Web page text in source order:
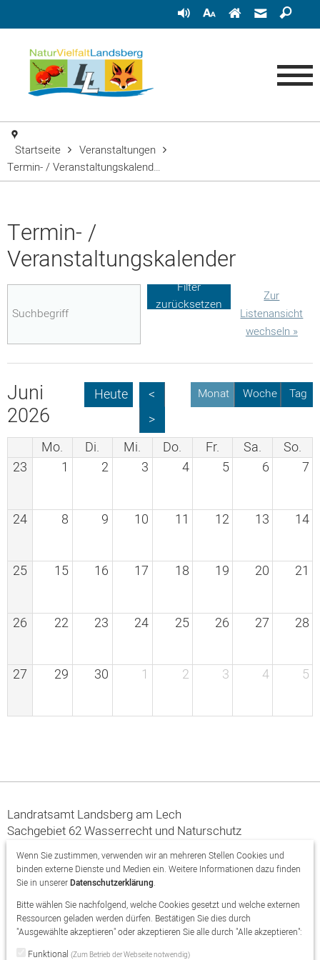
Startseite
Veranstaltungen
Termin- / Veranstaltungskalend…
Termin- /
Veranstaltungskalender
Filter
zurücksetzen
Zur
Listenansicht
wechseln»
Juni
2026
Heute
<
>
Monat Woche Tag
Mo. Di. Mi. Do. Fr. Sa.
So.
23
1 2 3 4 5 6 7
24 8 9 10 11 12 13 14
25 15 16 17 18 19 20 21
26 22 23 24 25 26 27 28
27 29 30 1 2 3 4 5
Landratsamt Landsberg am Lech
Sachgebiet 62 Wasserrecht und Naturschutz
Von-Kühlmann-Str. 15
86899 Landsberg am Lech
08191/129-0
naturschutz@lra-ll.bayern.de
Instagram
Facebook
Wenn Sie zustimmen, verwenden wir an mehreren Stellen Cookies und
binden externe Dienste und Medien ein. Weitere Informationen dazu finden
Sie in unsererDatenschutzerklärung.
Bitte wählen Sie nachfolgend, welche Cookies gesetzt und welche externen
Ressourcen geladen werden dürfen. Bestätigen Sie dies durch
"Ausgewählte akzeptieren" oder akzeptieren Sie alle durch "Alle akzeptieren":
Funktional(Zum Betrieb der Webseite notwendig)